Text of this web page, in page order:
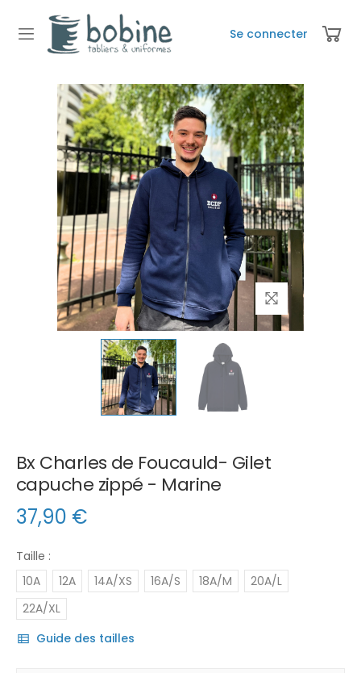
Se connecter
Bx Charles de Foucauld- Gilet
capuche zippé - Marine
37,90 €
Taille :
10A
12A 14A/XS 16A/S 18A/M
20A/L
22A/XL
Guide des tailles